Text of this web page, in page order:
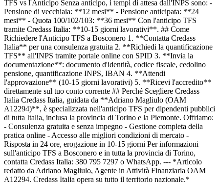
TFS vs l'Anticipo Senza anticipo, i tempi di attesa dall'INPS sono: -
Pensione di vecchiaia: **12 mesi** - Pensione anticipata: **24
mesi** - Quota 100/102/103: **36 mesi** Con l'anticipo TFS
tramite Credass Italia: **10-15 giorni lavorativi**. ## Come
Richiedere l'Anticipo TFS a Bosconero 1. **Contatta Credass
Italia** per una consulenza gratuita 2. **Richiedi la quantificazione
TFS** all'INPS tramite portale online con SPID 3. **Invia la
documentazione**: documento d'identità, codice fiscale, cedolino
pensione, quantificazione INPS, IBAN 4. **Attendi
l'approvazione** (10-15 giorni lavorativi) 5. **Ricevi l'accredito**
direttamente sul tuo conto corrente ## Perché Scegliere Credass
Italia Credass Italia, guidata da **Adriano Magliulo (OAM
A12294)**, è specializzata nell'anticipo TFS per dipendenti pubblici
di tutta Italia, inclusa la provincia di Torino e la Piemonte. Offriamo:
- Consulenza gratuita e senza impegno - Gestione completa della
pratica online - Accesso alle migliori condizioni di mercato -
Risposta in 24 ore, erogazione in 10-15 giorni Per informazioni
sull'anticipo TFS a Bosconero e in tutta la provincia di Torino,
contatta Credass Italia: 380 795 7297 o WhatsApp. --- *Articolo
redatto da Adriano Magliulo, Agente in Attività Finanziaria OAM
A12294. Credass Italia opera su tutto il territorio nazionale.*